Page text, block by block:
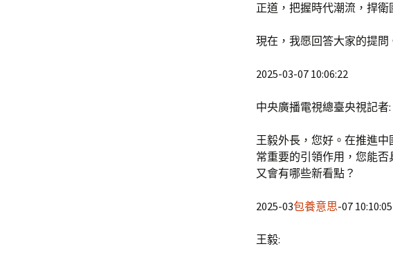
正道，把握時代潮流，捍
現在，我愿回答大家的提問
2025-03-07 10:06:22
中央廣播電視總臺央視記者:
王毅外長，您好。在推進
常重要的引領作用，您能
又會有哪些新看點？
2025-03包養意思-07 10:10:05
王毅: